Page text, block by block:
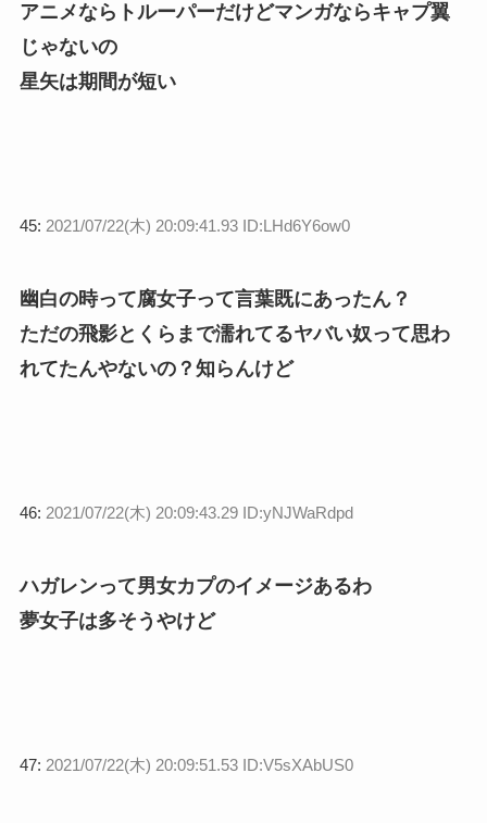
アニメならトルーパーだけどマンガならキャプ翼
じゃないの
星矢は期間が短い
45: 2021/07/22(木) 20:09:41.93 ID:LHd6Y6ow0
幽白の時って腐女子って言葉既にあったん？
ただの飛影とくらまで濡れてるヤバい奴って思わ
れてたんやないの？知らんけど
46: 2021/07/22(木) 20:09:43.29 ID:yNJWaRdpd
ハガレンって男女カプのイメージあるわ
夢女子は多そうやけど
47: 2021/07/22(木) 20:09:51.53 ID:V5sXAbUS0